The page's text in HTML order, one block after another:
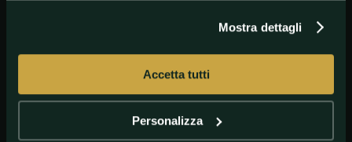
Mostra dettagli
Accetta tutti
Personalizza